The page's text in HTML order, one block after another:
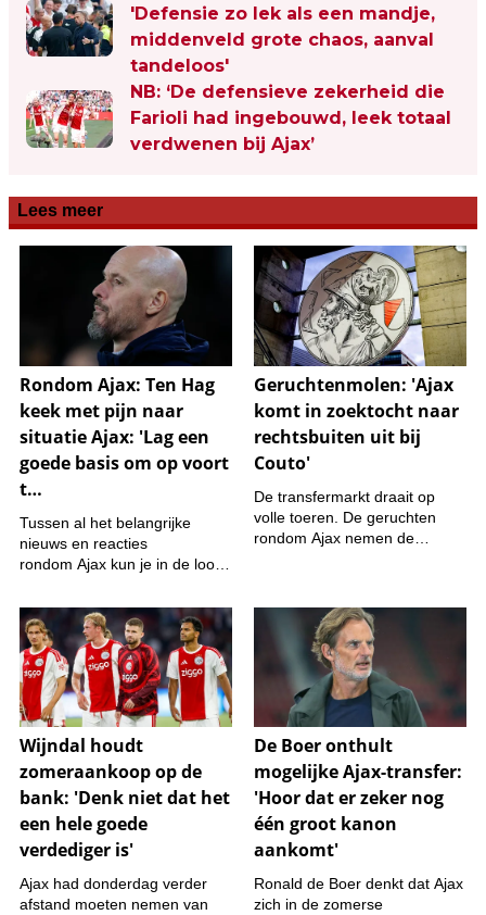
'Defensie zo lek als een mandje,
middenveld grote chaos, aanval
tandeloos'
NB: ‘De defensieve zekerheid die
Farioli had ingebouwd, leek totaal
verdwenen bij Ajax’